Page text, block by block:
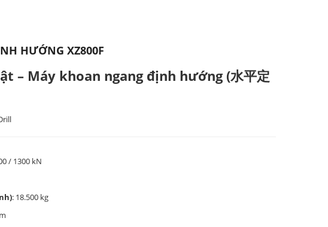
HƯỚNG XZ800F
– Máy khoan ngang định hướng (水平定
/ 1300 kN
: 18.500 kg